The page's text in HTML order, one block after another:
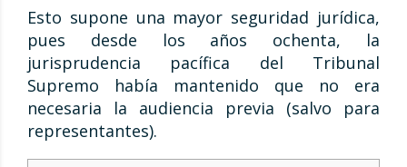
Esto supone una mayor seguridad jurídica,
pues desde los años ochenta, la
jurisprudencia pacífica del Tribunal
Supremo había mantenido que no era
necesaria la audiencia previa (salvo para
representantes).